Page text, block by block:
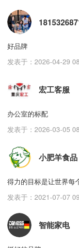
好品牌
发表于：2026-04-29
宏工客服
办公室的标配
发表于：2026-03-05
小肥羊食品
得力的目标是让世界每
发表于：2021-07-07
智能家电